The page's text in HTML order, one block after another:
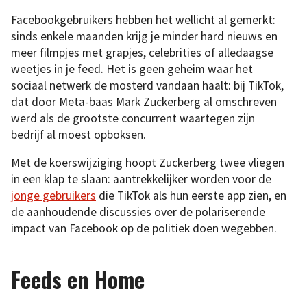
Facebookgebruikers hebben het wellicht al gemerkt:
sinds enkele maanden krijg je minder hard nieuws en
meer filmpjes met grapjes, celebrities of alledaagse
weetjes in je feed. Het is geen geheim waar het
sociaal netwerk de mosterd vandaan haalt: bij TikTok,
dat door Meta-baas Mark Zuckerberg al omschreven
werd als de grootste concurrent waartegen zijn
bedrijf al moest opboksen.
Met de koerswijziging hoopt Zuckerberg twee vliegen
in een klap te slaan: aantrekkelijker worden voor de
jonge gebruikers die TikTok als hun eerste app zien, en
de aanhoudende discussies over de polariserende
impact van Facebook op de politiek doen wegebben.
Feeds en Home